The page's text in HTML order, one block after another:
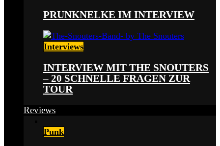
PRUNKNELKE IM INTERVIEW
Interviews
INTERVIEW MIT THE SNOUTERS
– 20 SCHNELLE FRAGEN ZUR
TOUR
Reviews
Punk